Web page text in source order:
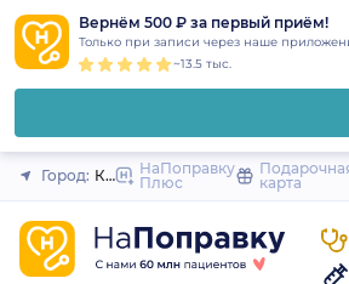
Вернём 500 ₽ за первый приём!
Только при записи через наше
~13.5 тыс.
Закрыть
Город: Кудрово (Санкт-Петербург и
НаПоправку
Плюс
карта